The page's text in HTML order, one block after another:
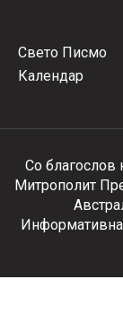
Свето Писмо
Календар
Со благослов
Митрополит
Информативна